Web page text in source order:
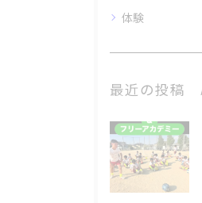
体験
最近の投稿